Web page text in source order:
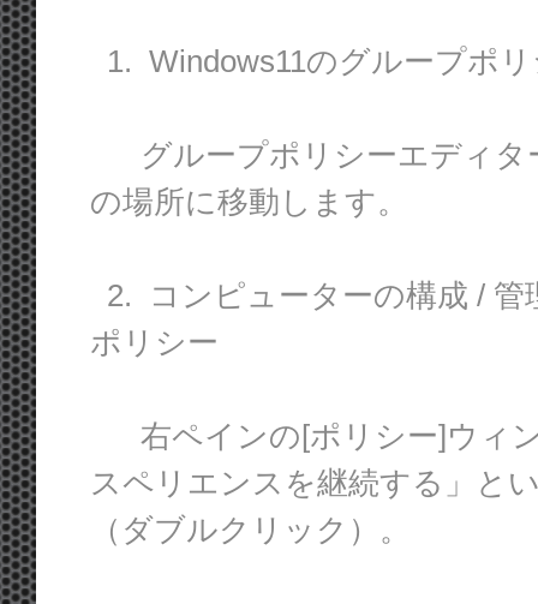
1. Windows11のグループポ
グループポリシーエディタ
の場所に移動します。
2. コンピューターの構成 /
ポリシー
右ペインの[ポリシー]ウィ
スペリエンスを継続する」と
（ダブルクリック）。